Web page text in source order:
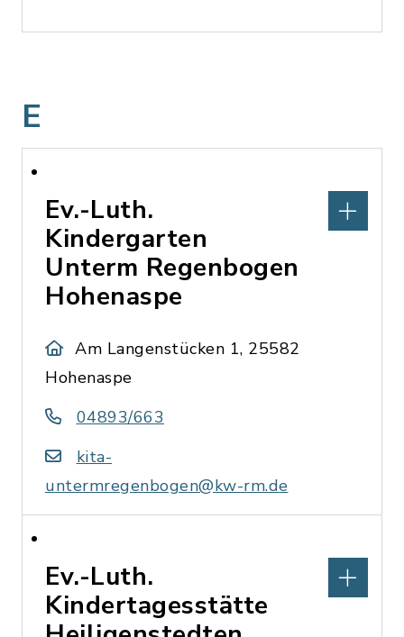
E
Ev.-Luth.
Kindergarten
Unterm Regenbogen
Hohenaspe
Am Langenstücken 1, 25582
Hohenaspe
04893/663
kita-
untermregenbogen@kw-rm.de
Ev.-Luth.
Kindertagesstätte